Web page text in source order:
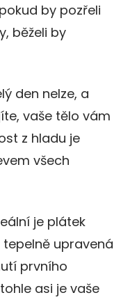
by pozřeli
běželi by
den nelze, a
vaše tělo vám
z hladu je
všech
je plátek
upravená
prvního
asi je vaše